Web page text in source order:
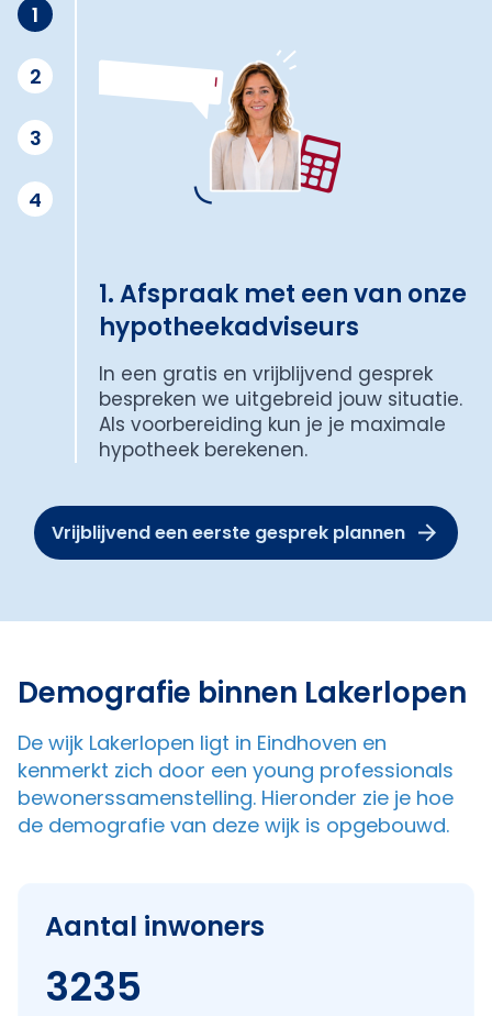
1
2
3
4
1. Afspraak met een van onze
hypotheekadviseurs
In een gratis en vrijblijvend gesprek
bespreken we uitgebreid jouw situatie.
Als voorbereiding kun je je maximale
hypotheek berekenen.
Vrijblijvend een eerste gesprek plannen
Demografie binnen Lakerlopen
De wijk Lakerlopen ligt in Eindhoven en
kenmerkt zich door een young professionals
bewonerssamenstelling. Hieronder zie je hoe
de demografie van deze wijk is opgebouwd.
Aantal inwoners
3235